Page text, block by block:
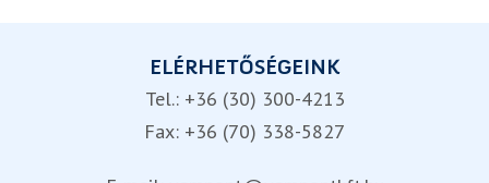
ELÉRHETŐSÉGEINK
Tel.: +36 (30) 300-4213
Fax: +36 (70) 338-5827